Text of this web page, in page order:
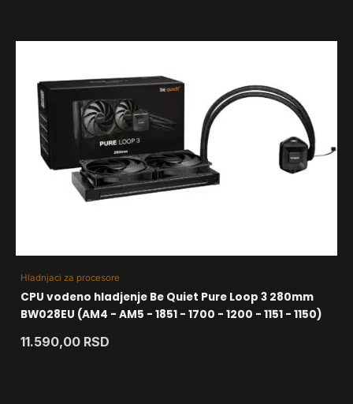
Hladnjaci za procesore
CPU vodeno hladjenje Be Quiet Pure Loop 3 280mm
BW028EU (AM4 - AM5 - 1851 - 1700 - 1200 - 1151 - 1150)
11.590,00 RSD